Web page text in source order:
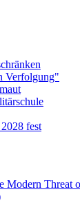
Verfolgung"
fest
Modern Threat